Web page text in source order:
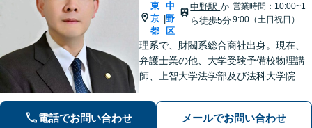
東
京
都
|
中
野
区
中野駅か
ら徒歩5分
営業時間：10:00~1
9:00（土日祝日）
理系で、財閥系総合商社出身。現在、
弁護士業の他、大学受験予備校物理講
師、上智大学法学部及び法科大学院非
問題、離婚問題、成人・少年の刑事事
件、相続問題、学校問題、行政事件、
電話でお問い合わせ メールでお問い合わせ